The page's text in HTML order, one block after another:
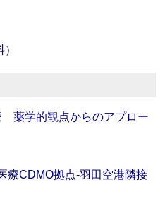
薬学的観点からのアプロー
療CDMO拠点‐羽田空港隣接